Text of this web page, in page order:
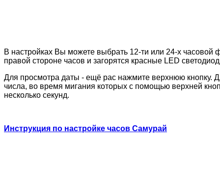
В настройках Вы можете выбрать 12-ти или 24-х
правой стороне часов и загорятся красные LED
Для просмотра даты - ещё рас нажмите верхнюю кнопку.
числа, во время мигания которых с помощью верхней
несколько секунд.
Инструкция по настройке часов Самурай